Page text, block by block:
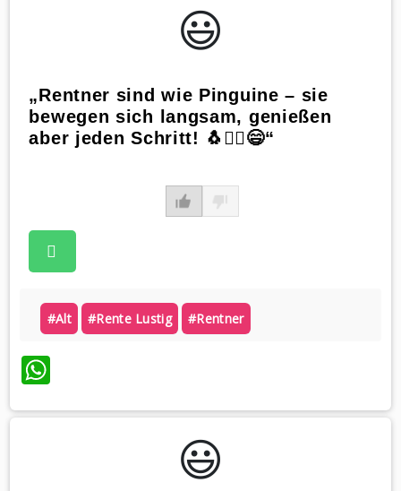
😃️
„Rentner sind wie Pinguine – sie
bewegen sich langsam, genießen
aber jeden Schritt! 🐧🚶‍♂️😄“
#alt #rente Lustig #rentner
WhatsApp
😃️